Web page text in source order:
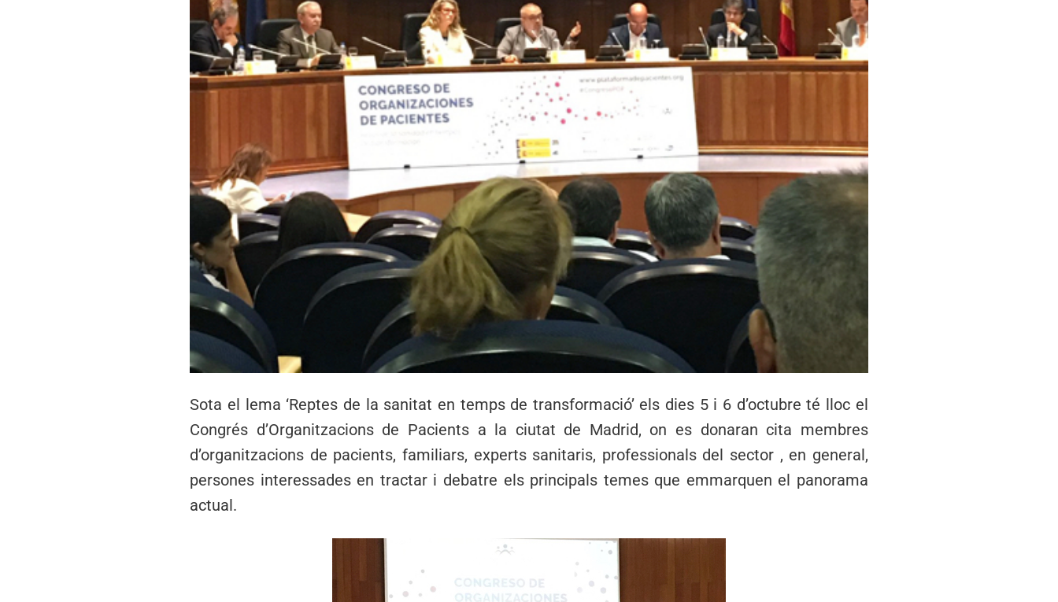
Sota el lema ‘Reptes de la sanitat en temps de transformació’ els dies 5 i 6 d’octubre té lloc el
Congrés d’Organitzacions de Pacients a la ciutat de Madrid, on es donaran cita membres
d’organitzacions de pacients, familiars, experts sanitaris, professionals del sector , en general,
persones interessades en tractar i debatre els principals temes que emmarquen el panorama
actual.